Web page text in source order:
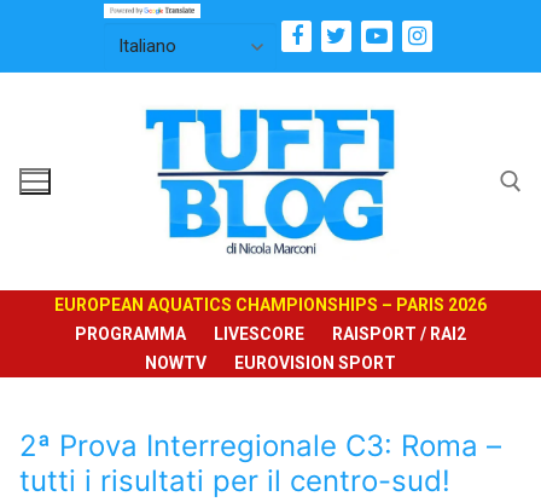
contenuto
EUROPEAN AQUATICS CHAMPIONSHIPS – PARIS 2026
PROGRAMMA
LIVESCORE
RAISPORT / RAI2
NOWTV
EUROVISION SPORT
2ª Prova Interregionale C3: Roma –
tutti i risultati per il centro-sud!